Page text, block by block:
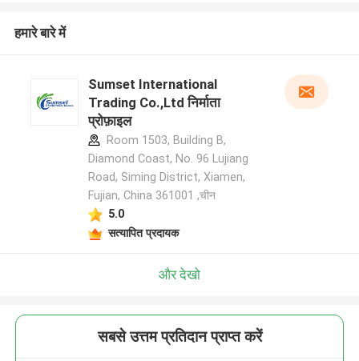
हमारे बारे में
Sumset International
Trading Co.,Ltd निर्माता
प्रोफ़ाइल
Room 1503, Building B,
Diamond Coast, No. 96 Lujiang
Road, Siming District, Xiamen,
Fujian, China 361001 ,चीन
5.0
सत्यापित प्रदायक
और देखो
सबसे उत्तम प्रतिदान प्राप्त करें